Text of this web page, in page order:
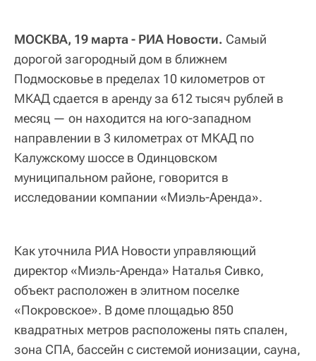
МОСКВА, 19 марта - РИА Новости. Самый
дорогой загородный дом в ближнем
Подмосковье в пределах 10 километров от
МКАД сдается в аренду за 612 тысяч рублей в
месяц — он находится на юго-западном
направлении в 3 километрах от МКАД по
Калужскому шоссе в Одинцовском
муниципальном районе, говорится в
исследовании компании «Миэль-Аренда».
Как уточнила РИА Новости управляющий
директор «Миэль-Аренда» Наталья Сивко,
объект расположен в элитном поселке
«Покровское». В доме площадью 850
квадратных метров расположены пять спален,
зона СПА, бассейн с системой ионизации, сауна,